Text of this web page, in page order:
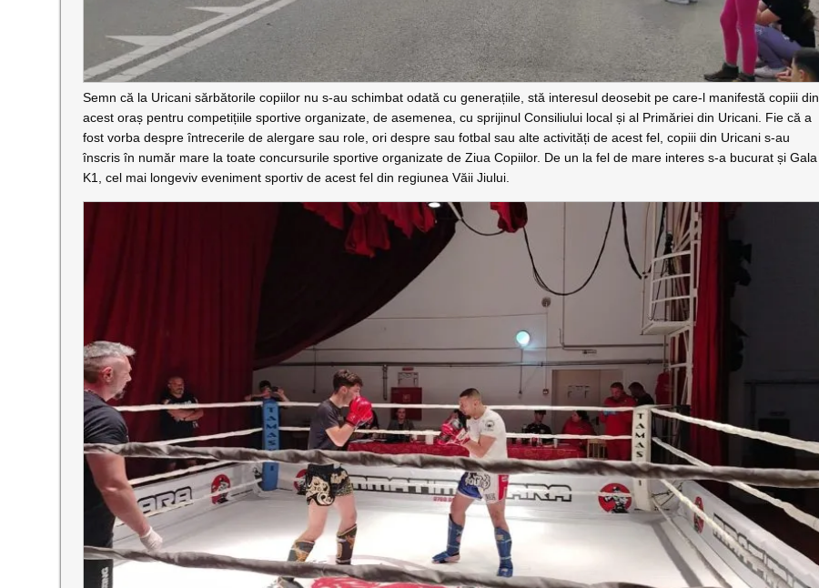
Semn că la Uricani sărbătorile copiilor nu s-au schimbat odată cu generațiile, stă interesul deosebit pe care-l manifestă copiii din
acest oraș pentru competițiile sportive organizate, de asemenea, cu sprijinul Consiliului local și al Primăriei din Uricani. Fie că a
fost vorba despre întrecerile de alergare sau role, ori despre sau fotbal sau alte activități de acest fel, copiii din Uricani s-au
înscris în număr mare la toate concursurile sportive organizate de Ziua Copiilor. De un la fel de mare interes s-a bucurat și Gala
K1, cel mai longeviv eveniment sportiv de acest fel din regiunea Văii Jiului.